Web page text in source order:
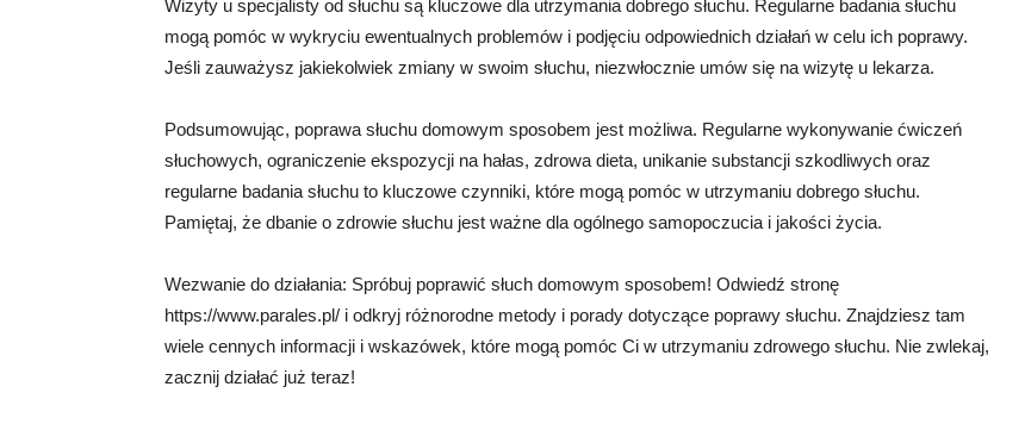
Wizyty u specjalisty od słuchu są kluczowe dla utrzymania dobrego słuchu. Regularne badania słuchu
mogą pomóc w wykryciu ewentualnych problemów i podjęciu odpowiednich działań w celu ich poprawy.
Jeśli zauważysz jakiekolwiek zmiany w swoim słuchu, niezwłocznie umów się na wizytę u lekarza.
Podsumowując, poprawa słuchu domowym sposobem jest możliwa. Regularne wykonywanie ćwiczeń
słuchowych, ograniczenie ekspozycji na hałas, zdrowa dieta, unikanie substancji szkodliwych oraz
regularne badania słuchu to kluczowe czynniki, które mogą pomóc w utrzymaniu dobrego słuchu.
Pamiętaj, że dbanie o zdrowie słuchu jest ważne dla ogólnego samopoczucia i jakości życia.
Wezwanie do działania: Spróbuj poprawić słuch domowym sposobem! Odwiedź stronę
https://www.parales.pl/ i odkryj różnorodne metody i porady dotyczące poprawy słuchu. Znajdziesz tam
wiele cennych informacji i wskazówek, które mogą pomóc Ci w utrzymaniu zdrowego słuchu. Nie zwlekaj,
zacznij działać już teraz!